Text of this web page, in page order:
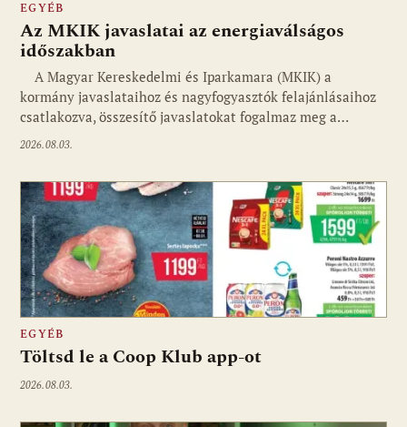
EGYÉB
Az MKIK javaslatai az energiaválságos
időszakban
A Magyar Kereskedelmi és Iparkamara (MKIK) a
kormány javaslataihoz és nagyfogyasztók felajánlásaihoz
csatlakozva, összesítő javaslatokat fogalmaz meg a…
2026.08.03.
EGYÉB
Töltsd le a Coop Klub app-ot
2026.08.03.